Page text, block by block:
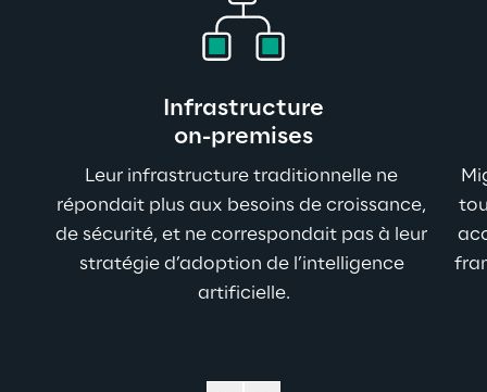
Infrastructure
on-premises
Leur infrastructure traditionnelle ne
répondait plus aux besoins de croissance,
de sécurité, et ne correspondait pas à leur
stratégie d’adoption de l’intelligence
artificielle.